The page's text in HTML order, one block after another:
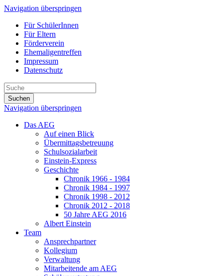
Navigation überspringen
Für SchülerInnen
Für Eltern
Förderverein
Ehemaligentreffen
Impressum
Datenschutz
Suchen
Navigation überspringen
Das AEG
Auf einen Blick
Übermittagsbetreuung
Schulsozialarbeit
Einstein-Express
Geschichte
Chronik 1966 - 1984
Chronik 1984 - 1997
Chronik 1998 - 2012
Chronik 2012 - 2018
50 Jahre AEG 2016
Albert Einstein
Team
Ansprechpartner
Kollegium
Verwaltung
Mitarbeitende am AEG